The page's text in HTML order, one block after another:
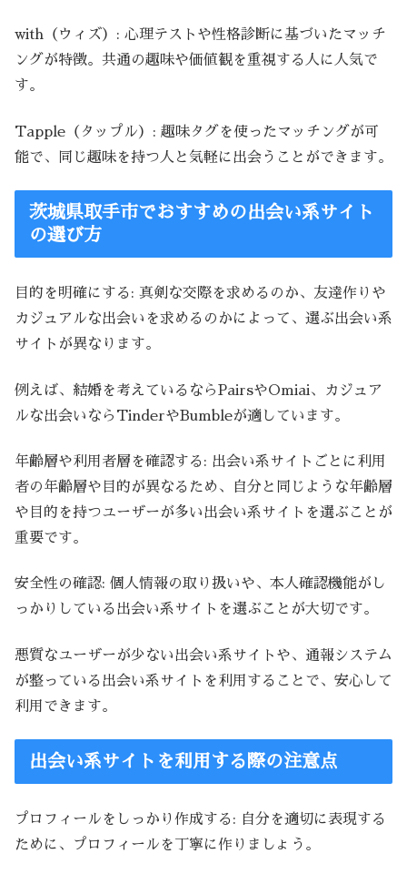
with（ウィズ）: 心理テストや性格診断に基づいたマッチ
ングが特徴。共通の趣味や価値観を重視する人に人気で
す。
Tapple（タップル）: 趣味タグを使ったマッチングが可
能で、同じ趣味を持つ人と気軽に出会うことができます。
茨城県取手市でおすすめの出会い系サイト
の選び方
目的を明確にする: 真剣な交際を求めるのか、友達作りや
カジュアルな出会いを求めるのかによって、選ぶ出会い系
サイトが異なります。
例えば、結婚を考えているならPairsやOmiai、カジュア
ルな出会いならTinderやBumbleが適しています。
年齢層や利用者層を確認する: 出会い系サイトごとに利用
者の年齢層や目的が異なるため、自分と同じような年齢層
や目的を持つユーザーが多い出会い系サイトを選ぶことが
重要です。
安全性の確認: 個人情報の取り扱いや、本人確認機能がし
っかりしている出会い系サイトを選ぶことが大切です。
悪質なユーザーが少ない出会い系サイトや、通報システム
が整っている出会い系サイトを利用することで、安心して
利用できます。
出会い系サイトを利用する際の注意点
プロフィールをしっかり作成する: 自分を適切に表現する
ために、プロフィールを丁寧に作りましょう。